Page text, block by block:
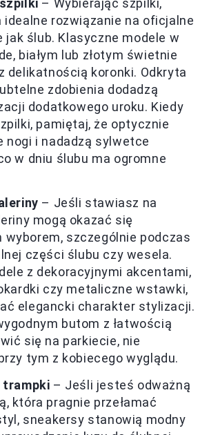
– Wybierając szpilki,
rozwiązanie na oficjalne
jak ślub. Klasyczne modele w
białym lub złotym świetnie
delikatnością koronki. Odkryta
zdobienia dodadzą
dodatkowego uroku. Kiedy
pamiętaj, że optycznie
nogi i nadadzą sylwetce
w dniu ślubu ma ogromne
– Jeśli stawiasz na
mogą okazać się
wyborem, szczególnie podczas
części ślubu czy wesela.
z dekoracyjnymi akcentami,
czy metaliczne wstawki,
elegancki charakter stylizacji.
butom z łatwością
się na parkiecie, nie
tym z kobiecego wyglądu.
trampki – Jeśli jesteś odważną
która pragnie przełamać
sneakersy stanowią modny